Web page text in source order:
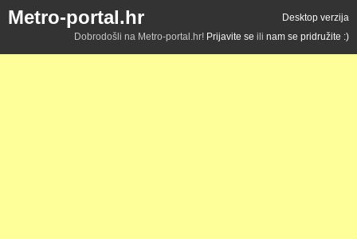
Metro-portal.hr
Desktop verzija
Dobrodošli na Metro-portal.hr! Prijavite se ili nam se pridružite :)